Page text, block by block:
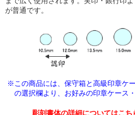
が普通です。
※この商品には、保守箱と高級印章ケ
の選択欄より、 お好みの印章ケース
彫刻書体の詳細についてはこ